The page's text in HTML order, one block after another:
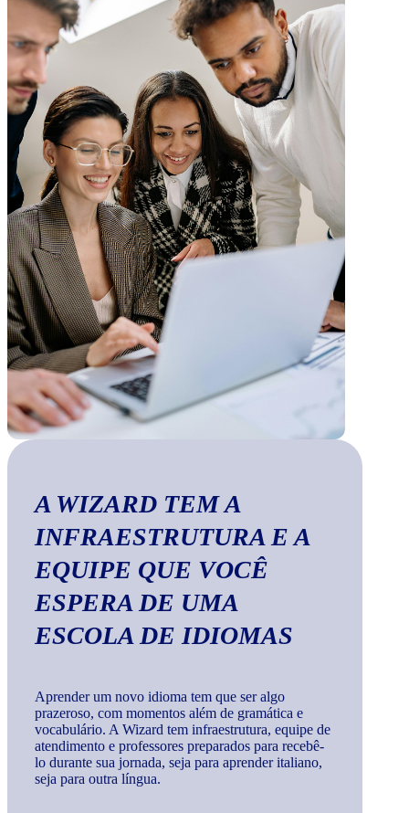
A WIZARD TEM A
INFRAESTRUTURA E A
EQUIPE QUE VOCÊ
ESPERA DE UMA
ESCOLA DE IDIOMAS
Aprender um novo idioma tem que ser algo
prazeroso, com momentos além de gramática e
vocabulário. A Wizard tem infraestrutura, equipe de
atendimento e professores preparados para recebê-
lo durante sua jornada, seja para aprender italiano,
seja para outra língua.